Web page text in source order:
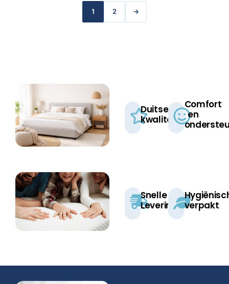
1 2 →
Duitse
kwaliteit​
Comfort
en
Snelle
Levering verpakt​